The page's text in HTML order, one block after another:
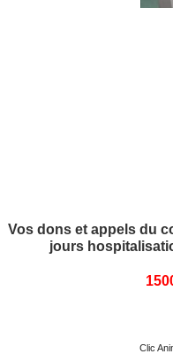
Vos dons et appels du
jours
Clic